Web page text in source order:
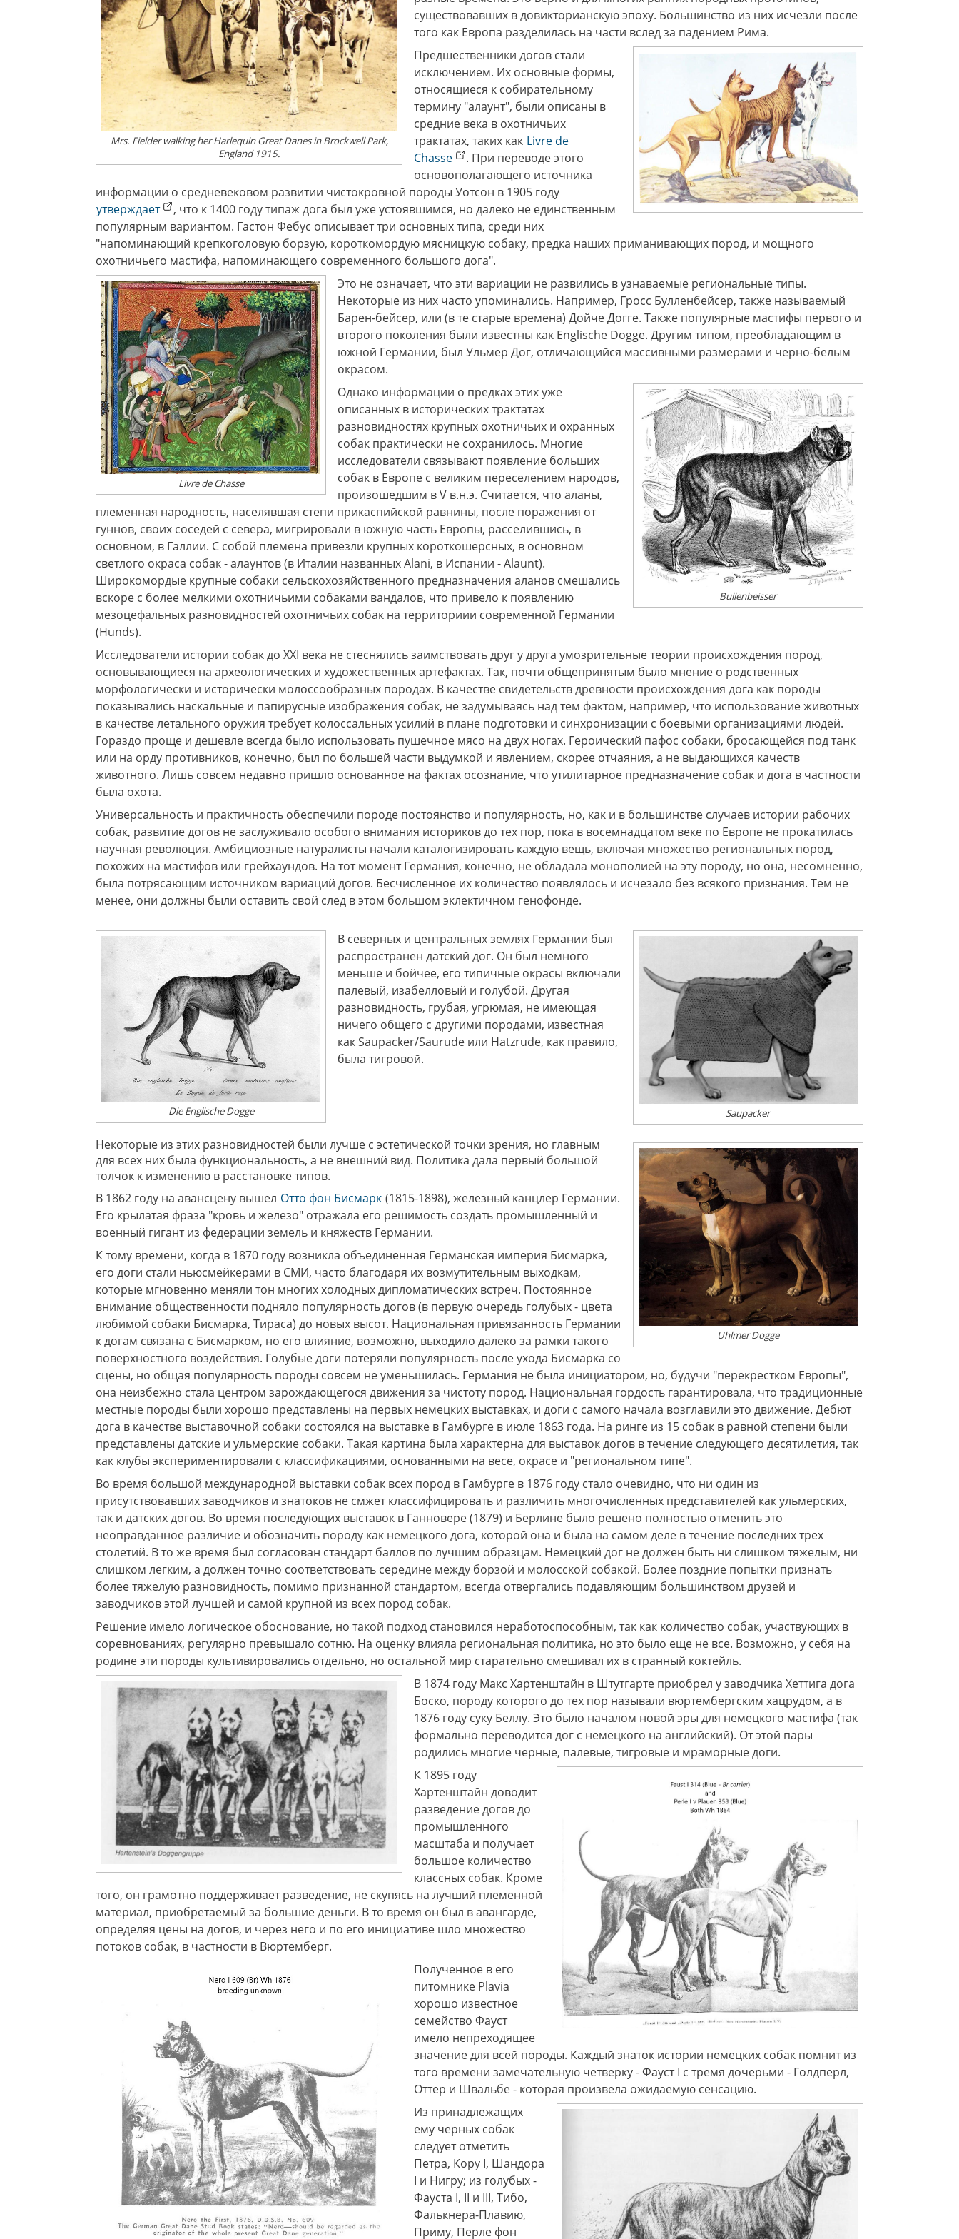
Mrs. Fielder walking her Harlequin Great Danes in Brockwell Park,
England 1915.
существовавших в довикторианскую эпоху. Большинство из них исчезли после
того как Европа разделилась на части вслед за падением Рима.
Предшественники догов стали
исключением. Их основные формы,
относящиеся к собирательному
термину "алаунт", были описаны в
средние века в охотничьих
трактатах, таких как Livre de
Chasse
. При переводе этого
основополагающего источника
информации о средневековом развитии чистокровной породы Уотсон в 1905 году
утверждает
, что к 1400 году типаж дога был уже устоявшимся, но далеко не единственным
популярным вариантом. Гастон Фебус описывает три основных типа, среди них
"напоминающий крепкоголовую борзую, короткомордую мясницкую собаку, предка наших приманивающих пород, и мощного
охотничьего мастифа, напоминающего современного большого дога".
Livre de Chasse
Это не означает, что эти вариации не развились в узнаваемые региональные типы.
Некоторые из них часто упоминались. Например, Гросс Булленбейсер, также называемый
Барен-бейсер, или (в те старые времена) Дойче Догге. Также популярные мастифы первого и
второго поколения были известны как Englische Dogge. Другим типом, преобладающим в
южной Германии, был Ульмер Дог, отличающийся массивными размерами и черно-белым
окрасом.
Bullenbeisser
Однако информации о предках этих уже
описанных в исторических трактатах
разновидностях крупных охотничьих и охранных
собак практически не сохранилось. Многие
исследователи связывают появление больших
собак в Европе с великим переселением народов,
произошедшим в V в.н.э. Считается, что аланы,
племенная народность, населявшая степи прикаспийской равнины, после поражения от
гуннов, своих соседей с севера, мигрировали в южную часть Европы, расселившись, в
основном, в Галлии. С собой племена привезли крупных короткошерсных, в основном
светлого окраса собак - алаунтов (в Италии названных Alani, в Испании - Alaunt).
Широкомордые крупные собаки сельскохозяйственного предназначения аланов смешались
вскоре с более мелкими охотничьими собаками вандалов, что привело к появлению
мезоцефальных разновидностей охотничьих собак на территориии современной Германии
(Hunds).
Исследователи истории собак до XXI века не стеснялись заимствовать друг у друга умозрительные теории происхождения пород,
основывающиеся на археологических и художественных артефактах. Так, почти общепринятым было мнение о родственных
морфологически и исторически молоссообразных породах. В качестве свидетельств древности происхождения дога как породы
показывались наскальные и папирусные изображения собак, не задумываясь над тем фактом, например, что использование животных
в качестве летального оружия требует колоссальных усилий в плане подготовки и синхронизации с боевыми организациями людей.
Гораздо проще и дешевле всегда было использовать пушечное мясо на двух ногах. Героический пафос собаки, бросающейся под танк
или на орду противников, конечно, был по большей части выдумкой и явлением, скорее отчаяния, а не выдающихся качеств
животного. Лишь совсем недавно пришло основанное на фактах осознание, что утилитарное предназначение собак и дога в частности
была охота.
Универсальность и практичность обеспечили породе постоянство и популярность, но, как и в большинстве случаев истории рабочих
собак, развитие догов не заслуживало особого внимания историков до тех пор, пока в восемнадцатом веке по Европе не прокатилась
научная революция. Амбициозные натуралисты начали каталогизировать каждую вещь, включая множество региональных пород,
похожих на мастифов или грейхаундов. На тот момент Германия, конечно, не обладала монополией на эту породу, но она, несомненно,
была потрясающим источником вариаций догов. Бесчисленное их количество появлялось и исчезало без всякого признания. Тем не
менее, они должны были оставить свой след в этом большом эклектичном генофонде.
Die Englische Dogge Saupacker
В северных и центральных землях Германии был
распространен датский дог. Он был немного
меньше и бойчее, его типичные окрасы включали
палевый, изабелловый и голубой. Другая
разновидность, грубая, угрюмая, не имеющая
ничего общего с другими породами, известная
как Saupacker/Saurude или Hatzrude, как правило,
была тигровой.
Uhlmer Dogge
Некоторые из этих разновидностей были лучше с эстетической точки зрения, но главным
для всех них была функциональность, а не внешний вид. Политика дала первый большой
толчок к изменению в расстановке типов.
В 1862 году на авансцену вышел Отто фон Бисмарк (1815-1898), железный канцлер Германии.
Его крылатая фраза "кровь и железо" отражала его решимость создать промышленный и
военный гигант из федерации земель и княжеств Германии.
К тому времени, когда в 1870 году возникла объединенная Германская империя Бисмарка,
его доги стали ньюсмейкерами в СМИ, часто благодаря их возмутительным выходкам,
которые мгновенно меняли тон многих холодных дипломатических встреч. Постоянное
внимание общественности подняло популярность догов (в первую очередь голубых - цвета
любимой собаки Бисмарка, Тираса) до новых высот. Национальная привязанность Германии
к догам связана с Бисмарком, но его влияние, возможно, выходило далеко за рамки такого
поверхностного воздействия. Голубые доги потеряли популярность после ухода Бисмарка со
сцены, но общая популярность породы совсем не уменьшилась. Германия не была инициатором, но, будучи "перекрестком Европы",
она неизбежно стала центром зарождающегося движения за чистоту пород. Национальная гордость гарантировала, что традиционные
местные породы были хорошо представлены на первых немецких выставках, и доги с самого начала возглавили это движение. Дебют
дога в качестве выставочной собаки состоялся на выставке в Гамбурге в июле 1863 года. На ринге из 15 собак в равной степени были
представлены датские и ульмерские собаки. Такая картина была характерна для выставок догов в течение следующего десятилетия, так
как клубы экспериментировали с классификациями, основанными на весе, окрасе и "региональном типе".
Во время большой международной выставки собак всех пород в Гамбурге в 1876 году стало очевидно, что ни один из
присутствовавших заводчиков и знатоков не смжет классифицировать и различить многочисленных представителей как ульмерских,
так и датских догов. Во время последующих выставок в Ганновере (1879) и Берлине было решено полностью отменить это
неоправданное различие и обозначить породу как немецкого дога, которой она и была на самом деле в течение последних трех
столетий. В то же время был согласован стандарт баллов по лучшим образцам. Немецкий дог не должен быть ни слишком тяжелым, ни
слишком легким, а должен точно соответствовать середине между борзой и молосской собакой. Более поздние попытки признать
более тяжелую разновидность, помимо признанной стандартом, всегда отвергались подавляющим большинством друзей и
заводчиков этой лучшей и самой крупной из всех пород собак.
Решение имело логическое обоснование, но такой подход становился неработоспособным, так как количество собак, участвующих в
соревнованиях, регулярно превышало сотню. На оценку влияла региональная политика, но это было еще не все. Возможно, у себя на
родине эти породы культивировались отдельно, но остальной мир старательно смешивал их в странный коктейль.
В 1874 году Макс Хартенштайн в Штутгарте приобрел у заводчика Хеттига дога
Боско, породу которого до тех пор называли вюртембергским хацрудом, а в
1876 году суку Беллу. Это было началом новой эры для немецкого мастифа (так
формально переводится дог с немецкого на английский). От этой пары
родились многие черные, палевые, тигровые и мраморные доги.
К 1895 году
Хартенштайн доводит
разведение догов до
промышленного
масштаба и получает
большое количество
классных собак. Кроме
того, он грамотно поддерживает разведение, не скупясь на лучший племенной
материал, приобретаемый за большие деньги. В то время он был в авангарде,
определяя цены на догов, и через него и по его инициативе шло множество
потоков собак, в частности в Вюртемберг.
Полученное в его
питомнике Plavia
хорошо известное
семейство Фауст
имело непреходящее
значение для всей породы. Каждый знаток истории немецких собак помнит из
того времени замечательную четверку - Фауст I с тремя дочерьми - Голдперл,
Оттер и Швальбе - которая произвела ожидаемую сенсацию.
Из принадлежащих
ему черных собак
следует отметить
Петра, Кору I, Шандора
I и Нигру; из голубых -
Фауста I, II и III, Тибо,
Фалькнера-Плавию,
Приму, Перле фон